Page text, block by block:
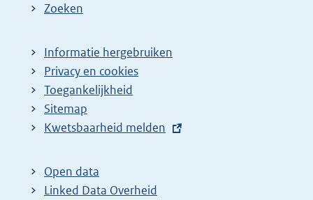
Zoeken
Informatie hergebruiken
Privacy en cookies
Toegankelijkheid
Sitemap
E
t
e
Kwetsbaarheid melden
Open data
Linked Data Overheid